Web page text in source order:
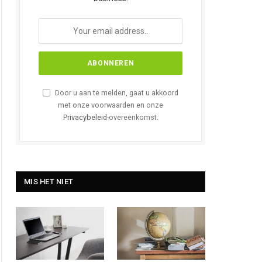
Door u aan te melden, gaat u akkoord
met onze voorwaarden en onze
Privacybeleid-overeenkomst.
MIS HET NIET